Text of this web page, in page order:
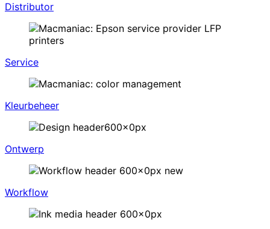
Distributor
Service
Kleurbeheer
Ontwerp
Workflow